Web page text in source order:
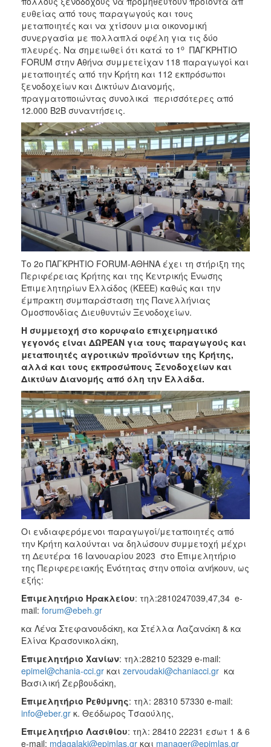
ευθείας από τους παραγωγούς και τους
μεταποιητές και να χτίσουν μια οικονομική
συνεργασία με πολλαπλά οφέλη για τις δύο
πλευρές. Να σημειωθεί ότι κατά το 1 ο ΠΑΓΚΡΗΤΙΟ
FORUM στην Αθήνα συμμετείχαν 118 παραγωγοί και
μεταποιητές από την Κρήτη και 112 εκπρόσωποι
ξενοδοχείων και Δικτύων Διανομής,
πραγματοποιώντας συνολικά περισσότερες από
12.000 Β2Β συναντήσεις.
Το 2ο ΠΑΓΚΡΗΤΙΟ FORUM-ΑΘΗΝΑ έχει τη στήριξη της
Περιφέρειας Κρήτης και της Κεντρικής Ένωσης
Επιμελητηρίων Ελλάδος (ΚΕΕΕ) καθώς και την
έμπρακτη συμπαράσταση της Πανελλήνιας
Ομοσπονδίας Διευθυντών Ξενοδοχείων.
Η συμμετοχή στο κορυφαίο επιχειρηματικό
γεγονός είναι ΔΩΡΕΑΝ για τους παραγωγούς και
μεταποιητές αγροτικών προϊόντων της Κρήτης,
αλλά και τους εκπροσώπους Ξενοδοχείων και
Δικτύων Διανομής από όλη την Ελλάδα.
Οι ενδιαφερόμενοι παραγωγοί/μεταποιητές από
την Κρήτη καλούνται να δηλώσουν συμμετοχή μέχρι
τη Δευτέρα 16 Ιανουαρίου 2023 στο Επιμελητήριο
της Περιφερειακής Ενότητας στην οποία ανήκουν, ως
εξής:
Επιμελητήριο Ηρακλείου: τηλ:2810247039,47,34 e-
mail: forum@ebeh.gr
κα Λένα Στεφανουδάκη, κα Στέλλα Λαζανάκη & κα
Ελίνα Κρασονικολάκη,
Επιμελητήριο Χανίων: τηλ:28210 52329 e-mail:
epimel@chania-cci.gr και zervoudaki@chaniacci.gr κα
Βασιλική Ζερβουδάκη,
Επιμελητήριο Ρεθύμνης: τηλ: 28310 57330 e-mail:
info@eber.gr κ. Θεόδωρος Τσαούλης,
Επιμελητήριο Λασιθίου: τηλ: 28410 22231 εσωτ 1 & 6
e-mail: mdagalaki@epimlas.gr και manager@epimlas.gr